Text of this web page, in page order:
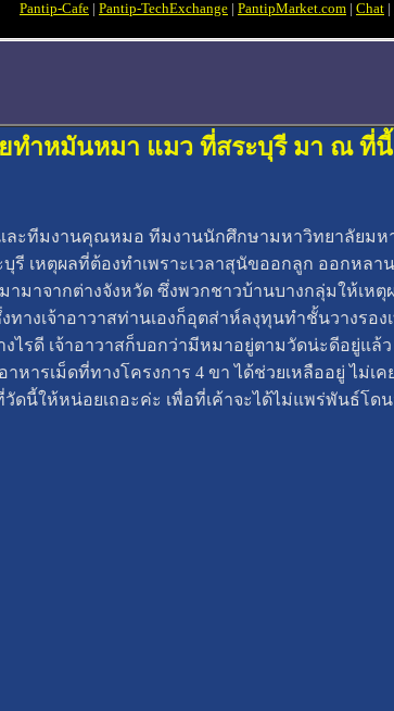
Pantip-Cafe | Pantip-TechExchange | PantipMarket.com | Chat |
ำหมันหมา แมว ที่สระบุรี มา ณ ที่
และทีมงานคุณหมอ ทีมงานนักศึกษามหาวิทยาลัย
รี เหตุผลที่ต้องทำเพราะเวลาสุนัขออกลูก ออกหล
มาจากต่างจังหวัด ซึ่งพวกชาวบ้านบางกลุ่มให้เหตุ
งเจ้าอาวาสท่านเองก็อุตส่าห์ลงุทุนทำชั้นวางรอ
ไรดี เจ้าอาวาสก็บอกว่ามีหมาอยู่ตามวัดน่ะดีอยู่แ
ารเม็ดที่ทางโครงการ 4 ขา ได้ช่วยเหลืออยู่ ไม่เ
นี้ให้หน่อยเถอะค่ะ เพื่อที่เค้าจะได้ไม่แพร่พันธ์โด